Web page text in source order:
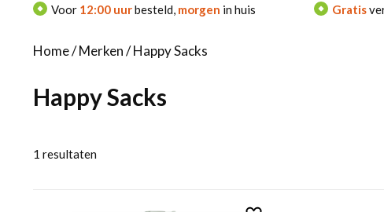
Voor 12:00 uurbesteld, morgen in huis Gratis
Home/Merken/Happy Sacks
Happy Sacks
1 resultaten